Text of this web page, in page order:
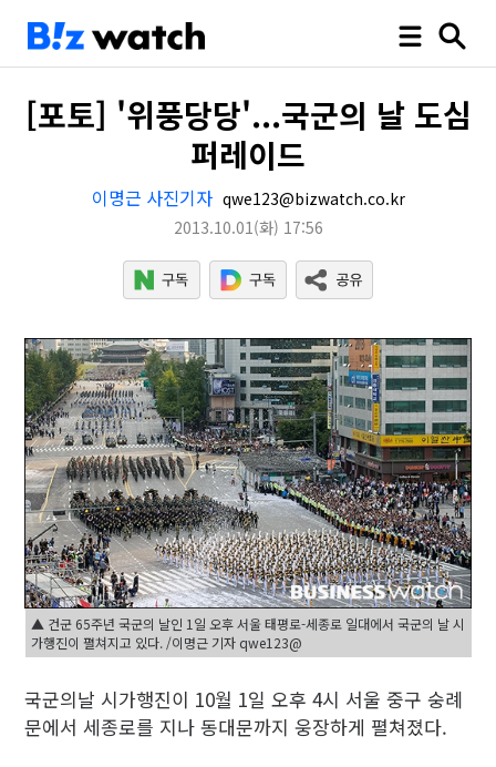
[포토] '위풍당당'...국군의 날 도심
퍼레이드
이명근 사진기자 qwe123@bizwatch.co.kr
2013.10.01(화) 17:56
▲ 건군 65주년 국군의 날인 1일 오후 서울 태평로-세종로 일대에서 국군의 날 시
가행진이 펼쳐지고 있다. /이명근 기자 qwe123@
국군의날 시가행진이 10월 1일 오후 4시 서울 중구 숭례
문에서 세종로를 지나 동대문까지 웅장하게 펼쳐졌다.